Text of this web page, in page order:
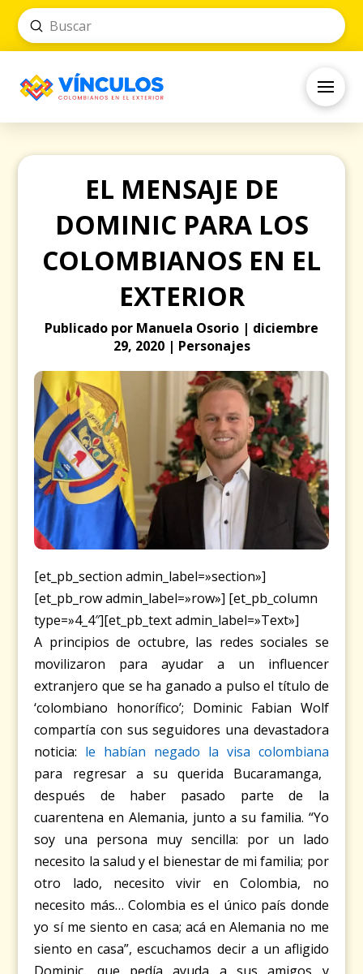
Search
Submit
EL MENSAJE DE
DOMINIC PARA LOS
COLOMBIANOS EN EL
EXTERIOR
Publicado por Manuela Osorio | diciembre
29, 2020 | Personajes
[et_pb_section admin_label=»section»]
[et_pb_row admin_label=»row»] [et_pb_column
type=»4_4″][et_pb_text admin_label=»Text»]
A principios de octubre, las redes sociales se
movilizaron para ayudar a un influencer
extranjero que se ha ganado a pulso el título de
‘colombiano honorífico’; Dominic Fabian Wolf
compartía con sus seguidores una devastadora
noticia: le habían negado la visa colombiana
para regresar a su querida Bucaramanga,
después de haber pasado parte de la
cuarentena en Alemania, junto a su familia. “Yo
soy una persona muy sencilla: por un lado
necesito la salud y el bienestar de mi familia; por
otro lado, necesito vivir en Colombia, no
necesito más… Colombia es el único país donde
yo sí me siento en casa; acá en Alemania no me
siento en casa”, escuchamos decir a un afligido